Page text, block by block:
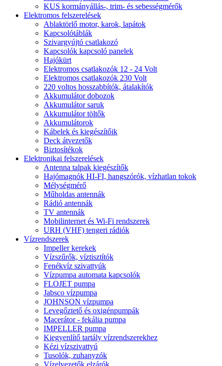
KUS kormányállás-, trim- és sebességmérők
Elektromos felszerelések
Ablaktörlő motor, karok, lapátok
Kapcsolótáblák
Szivargyújtó csatlakozó
Kapcsolók kapcsoló panelek
Hajókürt
Elektromos csatlakozók 12 - 24 Volt
Elektromos csatlakozók 230 Volt
220 voltos hosszabbítók, átalakítók
Akkumulátor dobozok
Akkumulátor saruk
Akkumulátor töltők
Akkumulátorok
Kábelek és kiegészítőik
Deck átvezetők
Biztosítékok
Elektronikai felszerelések
Antenna talpak kiegészítők
Hajómagnók HI-FI, hangszórók, vízhatlan tokok
Mélységmérő
Műholdas antennák
Rádió antennák
TV antennák
Mobilinternet és Wi-Fi rendszerek
URH (VHF) tengeri rádiók
Vízrendszerek
Impeller kerekek
Vízszűrők, víztisztítók
Fenékvíz szivattyúk
Vízpumpa automata kapcsolók
FLOJET pumpa
Jabsco vízpumpa
JOHNSON vízpumpa
Levegőztető és oxigénpumpák
Macerátor - fekália pumpa
IMPELLER pumpa
Kiegyenlítő tartály vízrendszerekhez
Kézi vízszivattyú
Tusolók, zuhanyzók
Vízelvezetők elzárók